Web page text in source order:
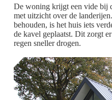
De woning krijgt een vide bij
met uitzicht over de
behouden, is het huis iets
de kavel geplaatst. Dit zorgt
regen sneller drogen.